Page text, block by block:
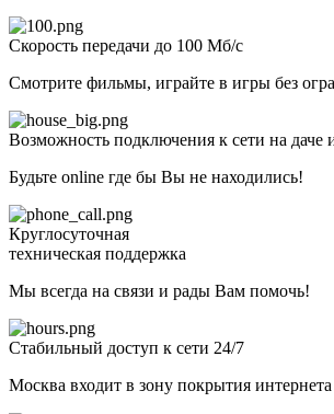
Скорость передачи до 100 Мб/с
Смотрите фильмы, играйте в игры без
Возможность подключения к сети на даче
Будьте online где бы Вы не находились!
Круглосуточная
техническая поддержка
Мы всегда на связи и рады Вам помочь!
Стабильный доступ к сети 24/7
Москва входит в зону покрытия